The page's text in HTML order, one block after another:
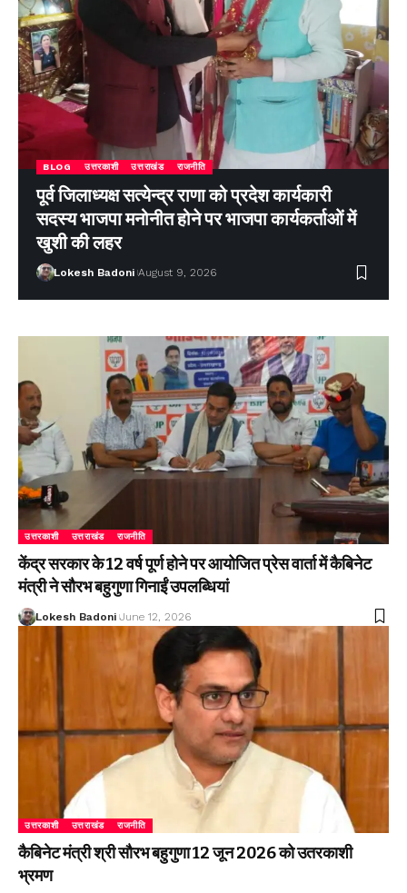
BLOG उत्तरकाशी उत्तराखंड राजनीति
पूर्व जिलाध्यक्ष सत्येन्द्र राणा को प्रदेश कार्यकारी
सदस्य भाजपा मनोनीत होने पर भाजपा कार्यकर्ताओं में
खुशी की लहर
Lokesh Badoni August 9, 2026
उत्तरकाशी उत्तराखंड राजनीति
केंद्र सरकार के 12 वर्ष पूर्ण होने पर आयोजित प्रेस वार्ता में कैबिनेट
मंत्री ने सौरभ बहुगुणा गिनाईं उपलब्धियां
Lokesh Badoni June 12, 2026
उत्तरकाशी उत्तराखंड राजनीति
कैबिनेट मंत्री श्री सौरभ बहुगुणा 12 जून 2026 को उतरकाशी
भ्रमण